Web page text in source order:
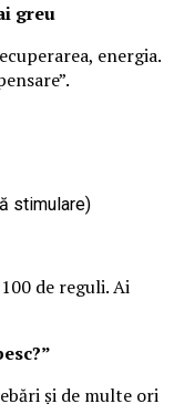
greu
energia.
stimulare)
de reguli. Ai
și de multe ori